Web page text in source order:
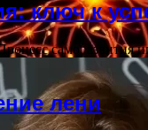
ключ к
лени